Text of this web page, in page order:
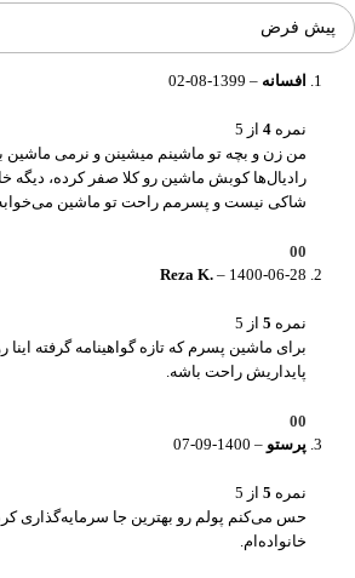
افسانه –
1399-08-02
نمره 4 از 5
من زن و بچه تو ماشینم میشینن و نرمی ماشین
رادیال‌ها کوبش ماشین رو کلا صفر کرده، دیگه
شاکی نیست و پسرمم راحت تو ماشین
0
0
Reza K. – 1400-06-28
نمره 5 از 5
برای ماشین پسرم که تازه گواهینامه گرفته اینا
پایداریش راحت باشه.
0
0
پرستو –
1400-09-07
نمره 5 از 5
حس می‌کنم پولم رو بهترین جا سرمایه‌گذاری
خانواده‌ام.